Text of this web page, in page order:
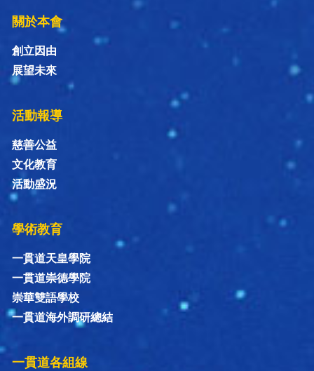
關於本會
創立因由
展望未來
活動報導
慈善公益
文化教育
活動盛況
學術教育
一貫道天皇學院
一貫道崇德學院
崇華雙語學校
一貫道海外調研總結
一貫道各組線